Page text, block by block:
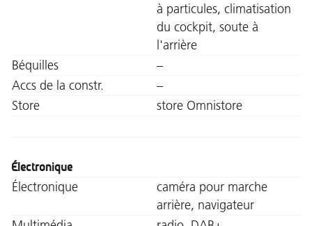
à particules, climatisation
du cockpit, soute à
l'arrière
Béquilles
–
Accs de la constr.
–
Store
store Omnistore
Électronique
Électronique
caméra pour marche
arrière, navigateur